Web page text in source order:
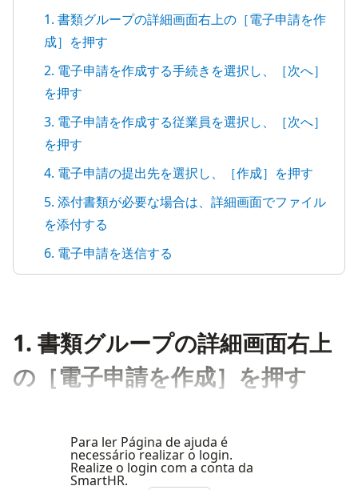
1. 書類グループの詳細画面右上の［電子申請を作
成］を押す
2. 電子申請を作成する手続きを選択し、［次へ］
を押す
3. 電子申請を作成する従業員を選択し、［次へ］
を押す
4. 電子申請の提出先を選択し、［作成］を押す
5. 添付書類が必要な場合は、詳細画面でファイル
を添付する
6. 電子申請を送信する
1. 書類グループの詳細画面右上
の［電子申請を作成］を押す
Para ler Página de ajuda é
necessário realizar o login.
Realize o login com a conta da
SmartHR.